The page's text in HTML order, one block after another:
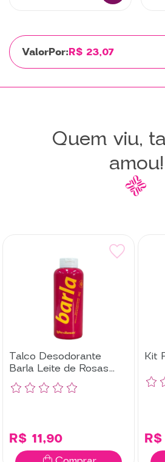
Por:R$ 23,07
Quem viu,
amou!
Talco Desodorante
Barla Leite de Rosas
140g
R$ 11,90
Kit